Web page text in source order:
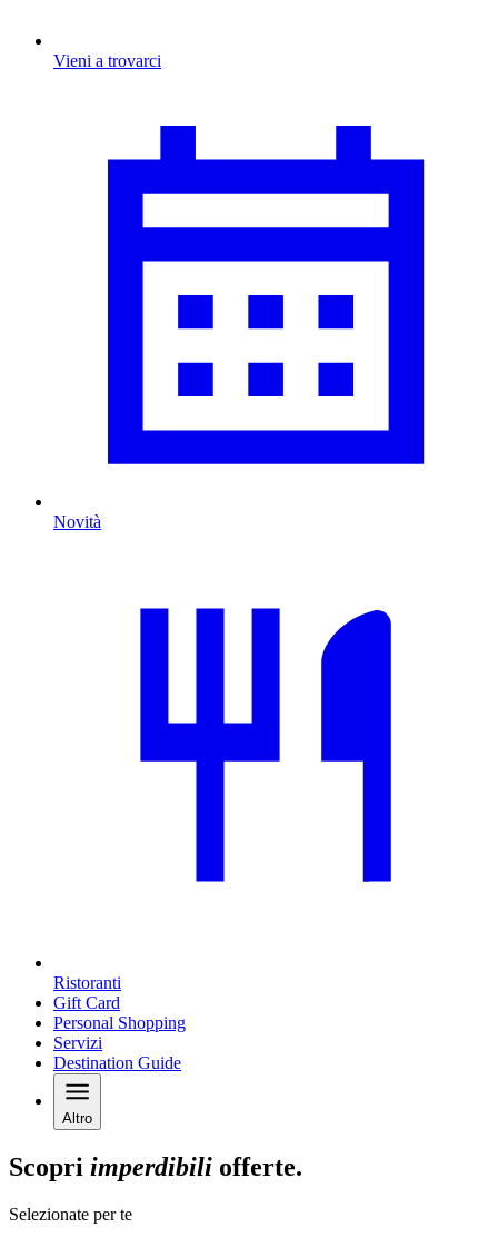
Vieni a trovarci
Novità
Ristoranti
Gift Card
Personal Shopping
Servizi
Destination Guide
Altro
Scopri imperdibili offerte.
Selezionate per te